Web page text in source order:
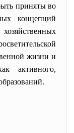
приняты во
концепций
жизни и
активного,